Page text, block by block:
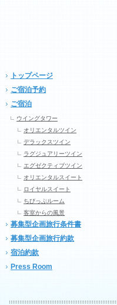
トップページ
ご宿泊予約
ご宿泊
ウイングタワー
オリエンタルツイン
デラックスツイン
ラグジュアリーツイン
エグゼクティブツイン
オリエンタルスイート
ロイヤルスイート
ちびっぷルーム
客室からの風景
募集型企画旅行条件書
募集型企画旅行約款
宿泊約款
Press Room